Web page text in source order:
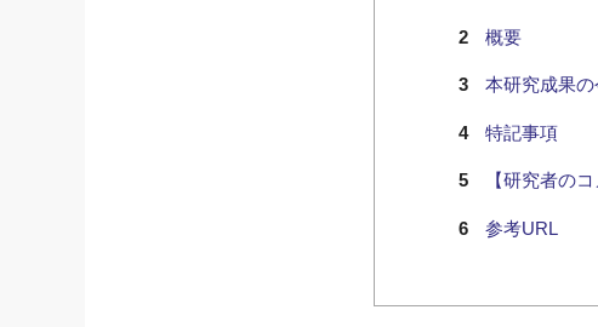
概要
本研究成果
特記事項
【研究者の
参考URL